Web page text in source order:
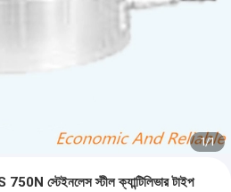
1/1
স্টেইনলেস স্টীল ক্যান্টিলিভার টাইপ